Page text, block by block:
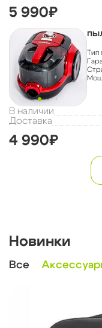
5 990₽
Тип
4 990₽
В наличии
Доставка
Новинки
Все